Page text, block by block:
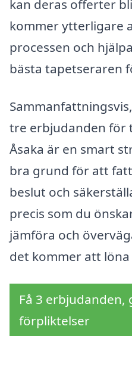
kan deras offerter
kommer ytterligare
processen och
bästa tapetseraren
tre erbjudanden för
Åsaka är en smart
bra grund för att
beslut och
precis som du
jämföra och
det kommer att löna
Få 3 erbjudanden,
förpliktelser